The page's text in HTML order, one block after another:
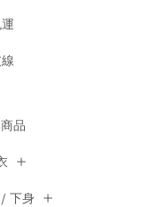
品
/ 下身